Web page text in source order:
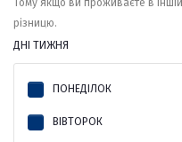
різницю.
ДНІ ТИЖНЯ
ПОНЕДІЛОК
ВІВТОРОК